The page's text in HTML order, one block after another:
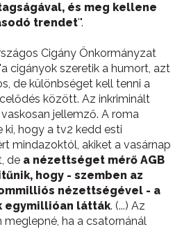
és meg kellene
trendet'".
Cigány Önkormányzat
cigányok szeretik a humort, azt
de különbséget kell tenni a
között. Az inkriminált
jellemző. A roma
hogy a tv2 kedd esti
mindazoktól, akiket a vasárnap
de a nézettséget mérő AGB
hogy - szemben az
nézettségével - a
egymillióan látták. (...) Az
ha a csatornánál